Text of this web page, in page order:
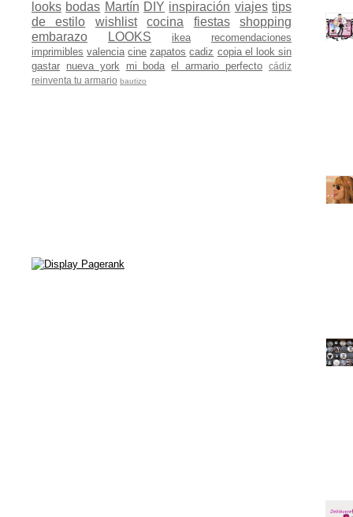
looks bodas Martín DIY inspiración viajes tips
de estilo
wishlist cocina fiestas
shopping
embarazo
LOOKS ikea
recomendaciones
imprimibles valencia cine zapatos cadiz copia el look sin
gastar nueva york mi boda el armario perfecto
cádiz
reinventa tu armario bautizo